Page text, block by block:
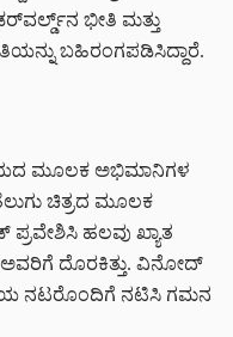
ಭೀತಿ ಮತ್ತು
ಬಹಿರಂಗಪಡಿಸಿದ್ದಾರೆ.
ಮೂಲಕ ಅಭಿಮಾನಿಗಳ
ಚಿತ್ರದ ಮೂಲಕ
ಪ್ರವೇಶಿಸಿ ಹಲವು ಖ್ಯಾತ
ದೊರಕಿತ್ತು. ವಿನೋದ್
ನಟರೊಂದಿಗೆ ನಟಿಸಿ ಗಮನ